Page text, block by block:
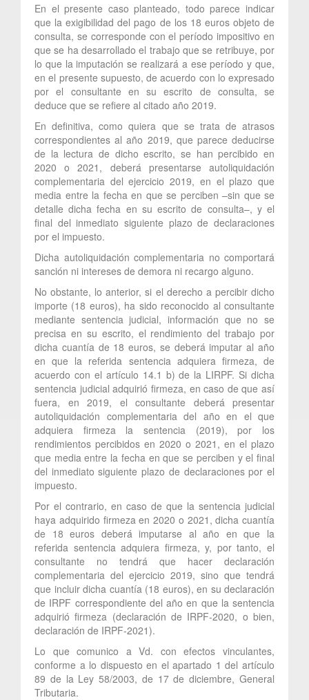
En el presente caso planteado, todo parece indicar
que la exigibilidad del pago de los 18 euros objeto de
consulta, se corresponde con el período impositivo en
que se ha desarrollado el trabajo que se retribuye, por
lo que la imputación se realizará a ese período y que,
en el presente supuesto, de acuerdo con lo expresado
por el consultante en su escrito de consulta, se
deduce que se refiere al citado año 2019.
En definitiva, como quiera que se trata de atrasos
correspondientes al año 2019, que parece deducirse
de la lectura de dicho escrito, se han percibido en
2020 o 2021, deberá presentarse autoliquidación
complementaria del ejercicio 2019, en el plazo que
media entre la fecha en que se perciben –sin que se
detalle dicha fecha en su escrito de consulta–, y el
final del inmediato siguiente plazo de declaraciones
por el impuesto.
Dicha autoliquidación complementaria no comportará
sanción ni intereses de demora ni recargo alguno.
No obstante, lo anterior, si el derecho a percibir dicho
importe (18 euros), ha sido reconocido al consultante
mediante sentencia judicial, información que no se
precisa en su escrito, el rendimiento del trabajo por
dicha cuantía de 18 euros, se deberá imputar al año
en que la referida sentencia adquiera firmeza, de
acuerdo con el artículo 14.1 b) de la LIRPF. Si dicha
sentencia judicial adquirió firmeza, en caso de que así
fuera, en 2019, el consultante deberá presentar
autoliquidación complementaria del año en el que
adquiera firmeza la sentencia (2019), por los
rendimientos percibidos en 2020 o 2021, en el plazo
que media entre la fecha en que se perciben y el final
del inmediato siguiente plazo de declaraciones por el
impuesto.
Por el contrario, en caso de que la sentencia judicial
haya adquirido firmeza en 2020 o 2021, dicha cuantía
de 18 euros deberá imputarse al año en que la
referida sentencia adquiera firmeza, y, por tanto, el
consultante no tendrá que hacer declaración
complementaria del ejercicio 2019, sino que tendrá
que incluir dicha cuantía (18 euros), en su declaración
de IRPF correspondiente del año en que la sentencia
adquirió firmeza (declaración de IRPF-2020, o bien,
declaración de IRPF-2021).
Lo que comunico a Vd. con efectos vinculantes,
conforme a lo dispuesto en el apartado 1 del artículo
89 de la Ley 58/2003, de 17 de diciembre, General
Tributaria.